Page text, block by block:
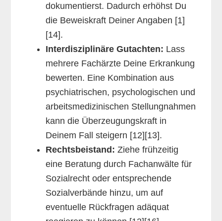
dokumentierst. Dadurch erhöhst Du
die Beweiskraft Deiner Angaben [1]
[14].
Interdisziplinäre Gutachten: Lass
mehrere Fachärzte Deine Erkrankung
bewerten. Eine Kombination aus
psychiatrischen, psychologischen und
arbeitsmedizinischen Stellungnahmen
kann die Überzeugungskraft in
Deinem Fall steigern [12][13].
Rechtsbeistand: Ziehe frühzeitig
eine Beratung durch Fachanwälte für
Sozialrecht oder entsprechende
Sozialverbände hinzu, um auf
eventuelle Rückfragen adäquat